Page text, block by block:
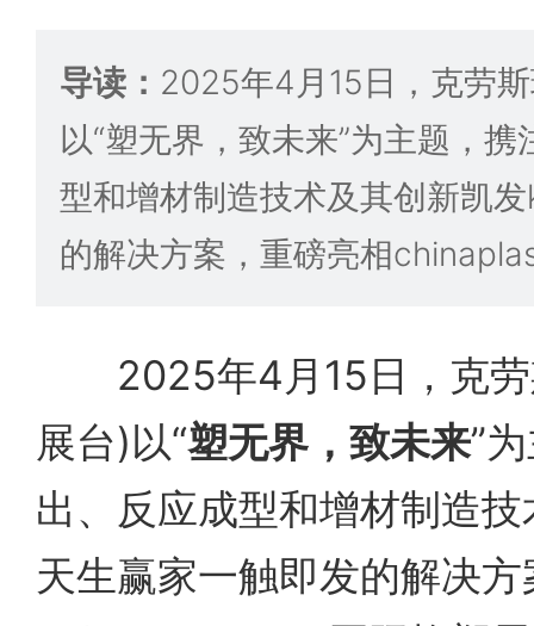
导读： 2025年4月15日，克劳
以“塑无界，致未来”为主题，
型和增材制造技术及其创新凯
的解决方案，重磅亮相
2025年4月15日，克劳
展台)以“塑无界，致未来”
出、反应成型和增材制造
天生赢家一触即发的解决